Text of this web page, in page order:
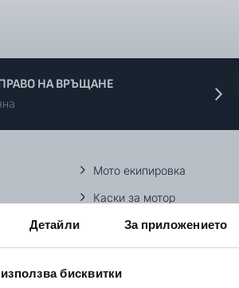
Детайли За приложението
бисквитки
НА ВРЪЩАНЕ
Мото екипировка
Каски за мотор
Ботуши за мотор
Гуми за мотор
Очила за мотор